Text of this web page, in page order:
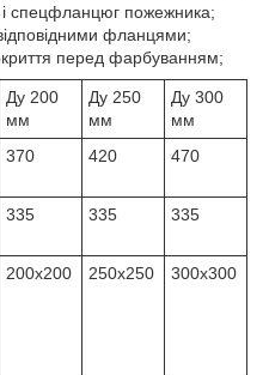
і спецфланцюг пожежника;
фланцями;
перед фарбуванням;
Ду 200
мм
Ду 250
мм
Ду 300
мм
370 420 470
335 335 335
200х200 250х250 300х300